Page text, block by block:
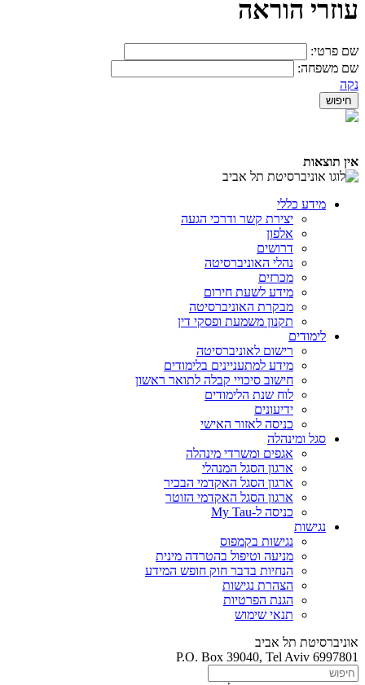
עוזרי הוראה
שם פרטי:
שם משפחה:
נקה
אין תוצאות
מידע כללי
יצירת קשר ודרכי הגעה
אלפון
דרושים
נהלי האוניברסיטה
מכרזים
מידע לשעת חירום
מבקרת האוניברסיטה
תקנון משמעת ופסקי דין
לימודים
רישום לאוניברסיטה
מידע למתעניינים בלימודים
חישוב סיכויי קבלה לתואר ראשון
לוח שנת הלימודים
ידיעונים
כניסה לאזור האישי
סגל ומינהלה
אגפים ומשרדי מינהלה
ארגון הסגל המנהלי
ארגון הסגל האקדמי הבכיר
ארגון הסגל האקדמי הזוטר
כניסה ל-My Tau
נגישות
נגישות בקמפוס
מניעה וטיפול בהטרדה מינית
הנחיות בדבר חוק חופש המידע
הצהרת נגישות
הגנת הפרטיות
תנאי שימוש
אוניברסיטת תל אביב
P.O. Box 39040, Tel Aviv 6997801